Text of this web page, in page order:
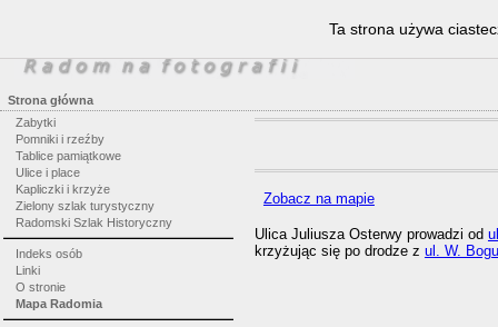
Strona główna
Zabytki
Pomniki i rzeźby
Tablice pamiątkowe
Ulice i place
Kapliczki i krzyże
Zielony szlak turystyczny
Radomski Szlak Historyczny
Indeks osób
Linki
O stronie
Mapa Radomia
Zobacz na mapie
Ulica Juliusza Osterwy prowadzi od
krzyżując się po drodze z ul. W.
Ta strona używa